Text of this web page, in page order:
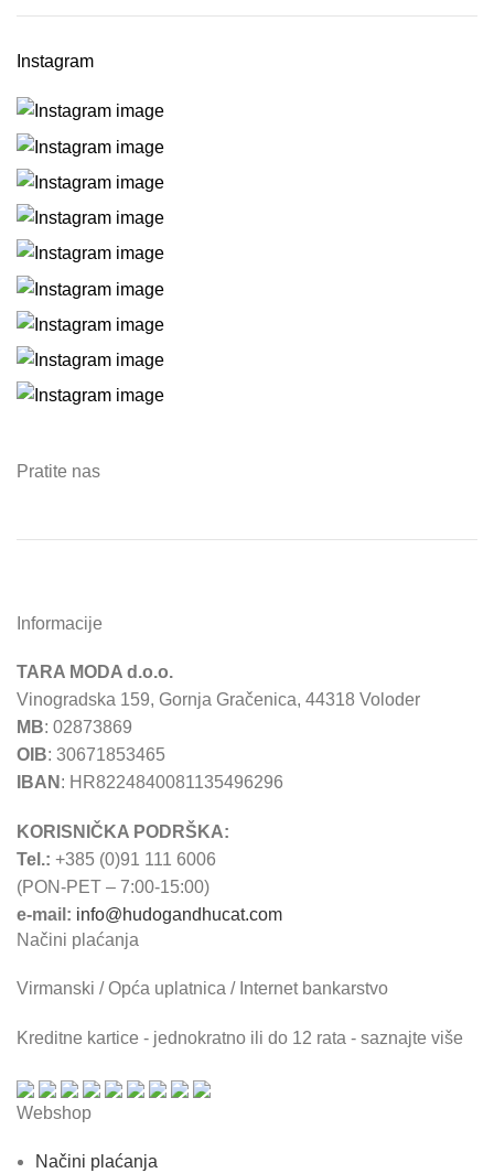
Instagram
Pratite nas
Informacije
TARA MODA d.o.o.
Vinogradska 159, Gornja Gračenica, 44318 Voloder
MB: 02873869
OIB: 30671853465
IBAN : HR8224840081135496296
KORISNIČKA PODRŠKA:
Tel.: +385 (0)91 111 6006
(PON-PET – 7:00-15:00)
e-mail: info@hudogandhucat.com
Načini plaćanja
Virmanski / Opća uplatnica / Internet bankarstvo
Kreditne kartice - jednokratno ili do 12 rata - saznajte više
Webshop
Načini plaćanja